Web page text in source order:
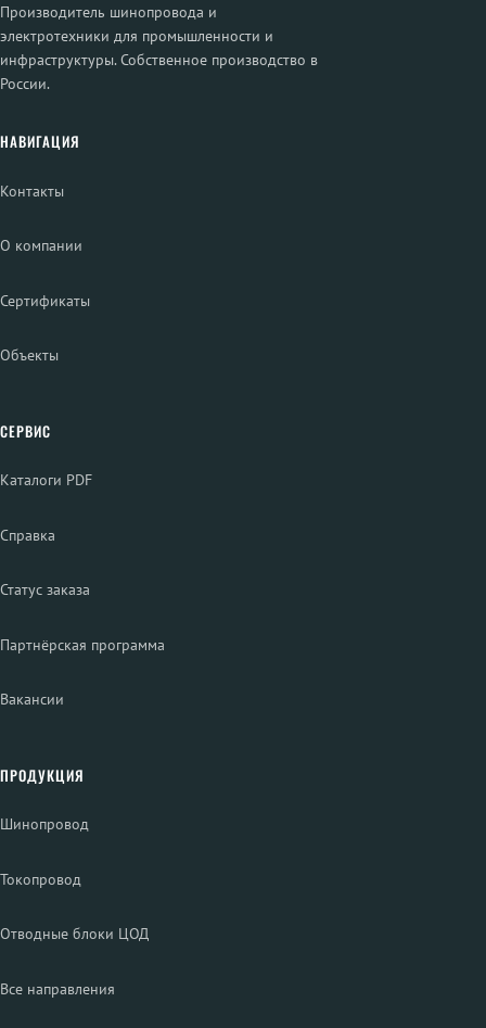
Производитель шинопровода и
электротехники для промышленности и
инфраструктуры. Собственное производство в
России.
НАВИГАЦИЯ
Контакты
О компании
Сертификаты
Объекты
СЕРВИС
Каталоги PDF
Справка
Статус заказа
Партнёрская программа
Вакансии
ПРОДУКЦИЯ
Шинопровод
Токопровод
Отводные блоки ЦОД
Все направления